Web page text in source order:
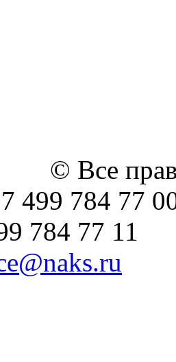
© Все
499 784 77
784 77 11